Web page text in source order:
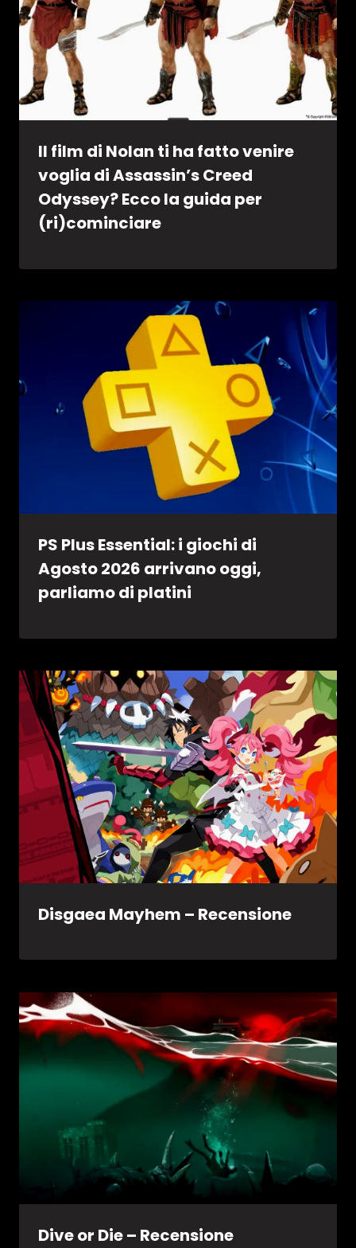
Il film di Nolan ti ha fatto venire
voglia di Assassin’s Creed
Odyssey? Ecco la guida per
(ri)cominciare
PS Plus Essential: i giochi di
Agosto 2026 arrivano oggi,
parliamo di platini
Disgaea Mayhem – Recensione
Dive or Die – Recensione